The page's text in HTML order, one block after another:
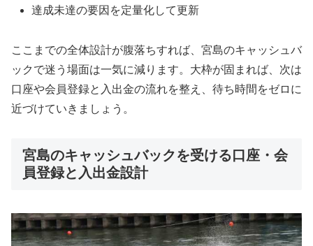
達成未達の要因を定量化して更新
ここまでの全体設計が腹落ちすれば、宮島のキャッシュバ
ックで迷う場面は一気に減ります。大枠が固まれば、次は
口座や会員登録と入出金の流れを整え、待ち時間をゼロに
近づけていきましょう。
宮島のキャッシュバックを受ける口座・会
員登録と入出金設計